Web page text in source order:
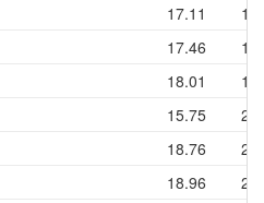
17.11
17.46
18.01
15.75
18.76
18.96